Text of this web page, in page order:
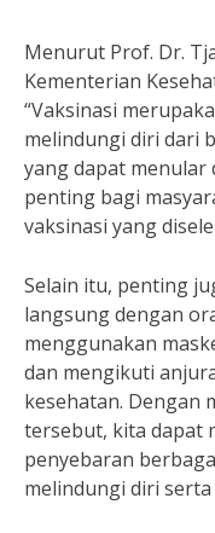
Menurut Prof. Dr.
Kementerian
“Vaksinasi
melindungi diri dari
yang dapat menular
penting bagi
vaksinasi yang
Selain itu, penting
langsung dengan
menggunakan
dan mengikuti
kesehatan. Dengan
tersebut, kita dapat
penyebaran
melindungi diri